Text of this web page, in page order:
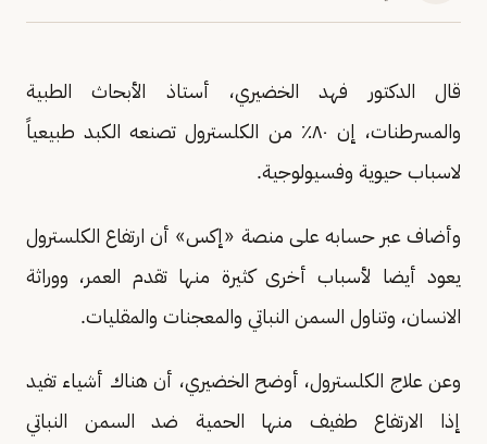
قال الدكتور فهد الخضيري، أستاذ الأبحاث الطبية
والمسرطنات، إن ٨٠٪ من الكلسترول تصنعه الكبد طبيعياً
لاسباب حيوية وفسيولوجية.
وأضاف عبر حسابه على منصة «إكس» أن ارتفاع الكلسترول
يعود أيضا لأسباب أخرى كثيرة منها تقدم العمر، ووراثة
الانسان، وتناول السمن النباتي والمعجنات والمقليات.
وعن علاج الكلسترول، أوضح الخضيري، أن هناك أشياء تفيد
إذا الارتفاع طفيف منها الحمية ضد السمن النباتي